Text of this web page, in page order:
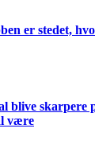
er stedet,
blive skarpere
være